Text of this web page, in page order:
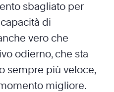
sbagliato per
di
vero che
odierno, che sta
sempre più veloce,
migliore.